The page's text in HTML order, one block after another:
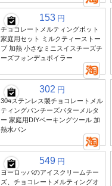
153 円
チョコレートメルティングポット
家庭用セット ミルクティーストー
ブ 加熱 小さなミニスイスチーズチ
ーズフォンデュボイラー
302 円
304ステンレス製チョコレートメル
ティングパンチーズバターメルタ
ー 家庭用DIYベーキングツール 加
熱水パン
549 円
ヨーロッパのアイスクリームチー
ズ、チョコレートメルティングオ